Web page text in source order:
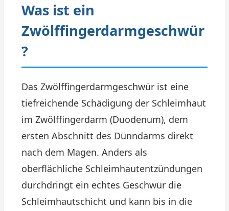
Was ist ein
Zwölffingerdarmgeschwür
?
Das Zwölffingerdarmgeschwür ist eine
tiefreichende Schädigung der Schleimhaut
im Zwölffingerdarm (Duodenum), dem
ersten Abschnitt des Dünndarms direkt
nach dem Magen. Anders als
oberflächliche Schleimhautentzündungen
durchdringt ein echtes Geschwür die
Schleimhautschicht und kann bis in die